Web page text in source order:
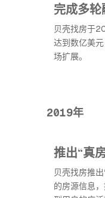
完成多轮
贝壳找房于
达到数亿美
场扩展。
2019年
推出“真
贝壳找房推
的房源信息